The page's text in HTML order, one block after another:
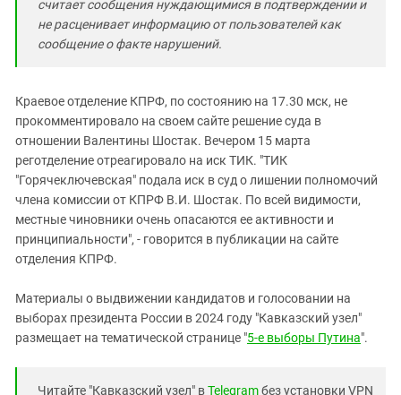
считает сообщения нуждающимися в подтверждении и
не расценивает информацию от пользователей как
сообщение о факте нарушений.
Краевое отделение КПРФ, по состоянию на 17.30 мск, не
прокомментировало на своем сайте решение суда в
отношении Валентины Шостак. Вечером 15 марта
реготделение отреагировало на иск ТИК. "ТИК
"Горячеключевская" подала иск в суд о лишении полномочий
члена комиссии от КПРФ В.И. Шостак. По всей видимости,
местные чиновники очень опасаются ее активности и
принципиальности", - говорится в публикации на сайте
отделения КПРФ.
Материалы о выдвижении кандидатов и голосовании на
выборах президента России в 2024 году "Кавказский узел"
размещает на тематической странице "5-е выборы Путина".
Читайте "Кавказский узел" вTelegramбез установки VPN